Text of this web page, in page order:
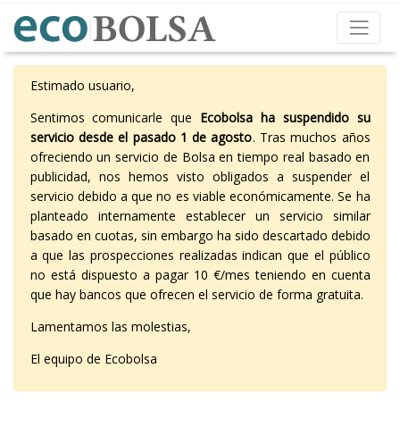
Estimado usuario,
Sentimos comunicarle que Ecobolsa ha suspendido su
servicio desde el pasado 1 de agosto. Tras muchos años
ofreciendo un servicio de Bolsa en tiempo real basado en
publicidad, nos hemos visto obligados a suspender el
servicio debido a que no es viable económicamente. Se ha
planteado internamente establecer un servicio similar
basado en cuotas, sin embargo ha sido descartado debido
a que las prospecciones realizadas indican que el público
no está dispuesto a pagar 10 €/mes teniendo en cuenta
que hay bancos que ofrecen el servicio de forma gratuita.
Lamentamos las molestias,
El equipo de Ecobolsa